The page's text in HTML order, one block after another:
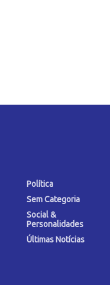
Política
Sem Categoria
Social &
Personalidades
Últimas Notícias